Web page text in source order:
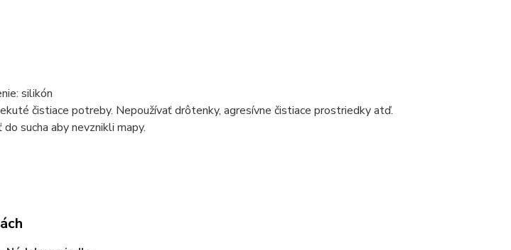
silikón
čistiace potreby. Nepoužívať drôtenky, agresívne čistiace prostriedky atď.
sucha aby nevznikli mapy.